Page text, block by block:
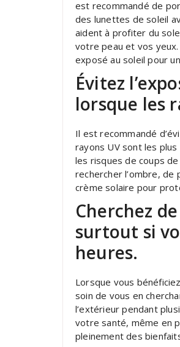
est recommandé de
des lunettes de soleil
aident à profiter du
votre peau et vos
exposé au soleil pour
Évitez
lorsque les
Il est recommandé
rayons UV sont les
les risques de coups
rechercher l’ombre,
crème solaire pour
Cherchez
surtout si
heures.
Lorsque vous
soin de vous en
l’extérieur pendant
votre santé, même en
pleinement des